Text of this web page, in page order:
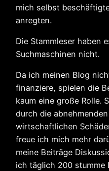
mich selbst
anregten.
Die Stammleser haben
Suchmaschinen nicht.
Da ich meinen Blog
finanziere, spielen die
kaum eine große Rolle.
durch die
wirtschaftlichen
freue ich mich mehr
meine Beiträge
ich täglich 200 stumme